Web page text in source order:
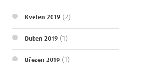
Květen 2019 (2)
Duben 2019 (1)
Březen 2019 (1)